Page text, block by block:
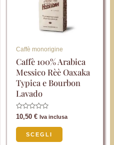
Caffè monorigine
Caffè 100% Arabica
Messico Rèè Oaxaka
Typica e Bourbon
Lavado
Valutato
0
su
10,50 € Iva inclusa
SCEGLI
varianti.
Le
opzioni
essere
scelte
nella
prodotto